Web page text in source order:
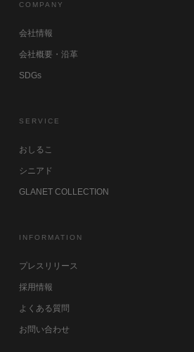
COMPANY
会社情報
会社概要・沿革
SDGs
SERVICE
おしるこ
シニアド
GLANET COLLECTION
INFORMATION
プレスリリース
採用情報
よくある質問
お問い合わせ